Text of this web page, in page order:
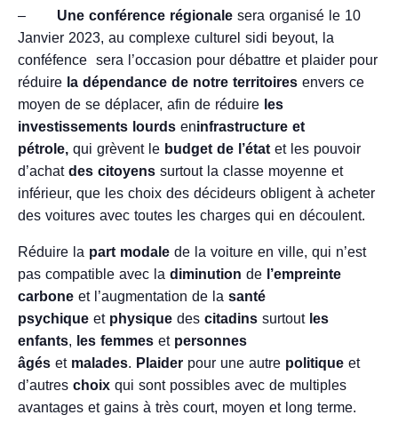
– Une conférence régionalesera organisé le 10
Janvier 2023, au complexe culturel sidi beyout, la
conféfence sera l’occasion pour débattre et plaider pour
réduirela dépendance de notre territoiresenvers ce
moyen de se déplacer, afin de réduireles
investissements lourdseninfrastructure et
pétrole,qui grèvent lebudget de l’étatet les pouvoir
d’achatdes citoyenssurtout la classe moyenne et
inférieur, que les choix des décideurs obligent à acheter
des voitures avec toutes les charges qui en découlent.
Réduire lapart modalede la voiture en ville, qui n’est
pas compatible avec ladiminutiondel’empreinte
carboneet l’augmentation de lasanté
psychiqueetphysiquedescitadinssurtoutles
enfants, les femmesetpersonnes
âgésetmalades. Plaiderpour une autrepolitiqueet
d’autreschoixqui sont possibles avec de multiples
avantages et gains à très court, moyen et long terme.